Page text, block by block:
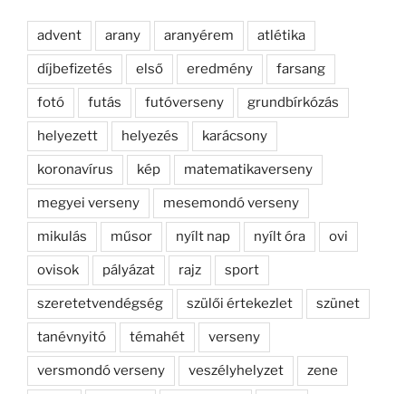
advent arany aranyérem atlétika
díjbefizetés első eredmény farsang
fotó futás futóverseny grundbírkózás
helyezett helyezés karácsony
koronavírus kép matematikaverseny
megyei verseny mesemondó verseny
mikulás műsor nyílt nap nyílt óra ovi
ovisok pályázat rajz sport
szeretetvendégség szülői értekezlet szünet
tanévnyitó témahét verseny
versmondó verseny veszélyhelyzet zene